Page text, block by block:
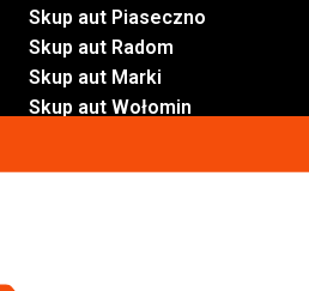
Skup aut Piaseczno
Skup aut Radom
Skup aut Marki
Skup aut Wołomin
Skup aut Warszawa Wola